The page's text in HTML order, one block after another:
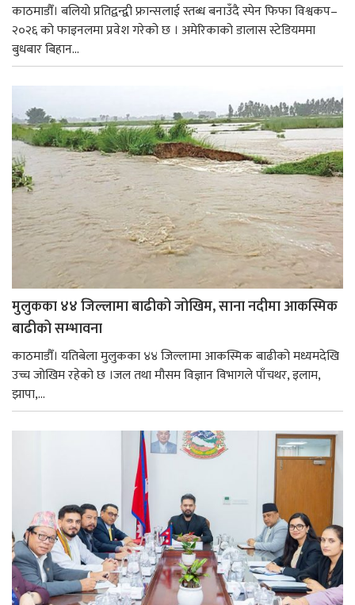
काठमाडौँ। बलियो प्रतिद्वन्द्वी फ्रान्सलाई स्तब्ध बनाउँदै स्पेन फिफा विश्वकप–
२०२६ को फाइनलमा प्रवेश गरेको छ । अमेरिकाको डालास स्टेडियममा
बुधबार बिहान...
मुलुकका ४४ जिल्लामा बाढीको जोखिम, साना नदीमा आकस्मिक
बाढीको सम्भावना
काठमाडौँ। यतिबेला मुलुकका ४४ जिल्लामा आकस्मिक बाढीको मध्यमदेखि
उच्च जोखिम रहेको छ ।जल तथा मौसम विज्ञान विभागले पाँचथर, इलाम,
झापा,...